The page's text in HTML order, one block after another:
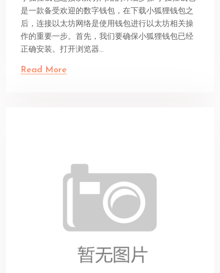
是一款备受欢迎的数字钱包，在下载小狐狸钱包之
后，连接以太坊网络是使用钱包进行以太坊相关操
作的重要一步。首先，我们要确保小狐狸钱包已经
正确安装。打开浏览器...
Read More